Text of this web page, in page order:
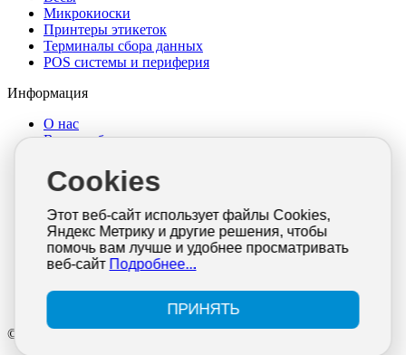
Микрокиоски
Принтеры этикеток
Терминалы сбора данных
POS системы и периферия
Информация
О нас
Выкуп оборудования
Гарантия и возврат
Новости
Интересные статьи
Документация
Отзывы
Контакты
Политика конфиденциальности
Согласие на обработку персональных данных
Cookies
Этот веб-сайт использует файлы Cookies,
Яндекс Метрику и другие решения, чтобы
помочь вам лучше и удобнее просматривать
веб-сайт Подробнее...
ПРИНЯТЬ
© 2026 ИП КУЛАКОВ. Все права защищены